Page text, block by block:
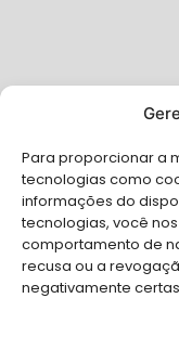
Para proporcionar a
tecnologias como
informações do
tecnologias, você
comportamento de
recusa ou a
negativamente